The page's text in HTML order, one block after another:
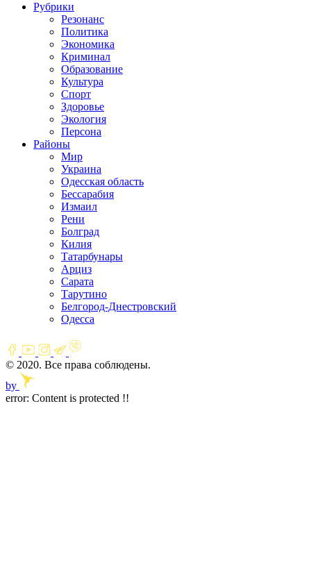
Рубрики
Резонанс
Политика
Экономика
Криминал
Образование
Культура
Спорт
Здоровье
Экология
Персона
Районы
Мир
Украина
Одесская область
Бессарабия
Измаил
Рени
Болград
Килия
Татарбунары
Арциз
Сарата
Тарутино
Белгород-Днестровский
Одесса
© 2020. Все права соблюдены.
by
error: Content is protected !!